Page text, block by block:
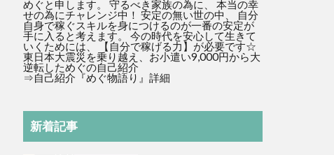
めぐと申します。 守るべき家族の為に、 本当の幸
せの為にチャレンジ中！ 安定の無い世の中、 自分
自身で稼ぐスキルを身につけるのが一番の安定が
手に入ると考えます。 今の時代を安心して生きて
いくためには、 【自分で稼げる力】が必要です☆
東日本大震災を乗り越え、お小遣い9,000円から大
逆転しためぐの自己紹介
⇒自己紹介『めぐ物語り』詳細
新着記事